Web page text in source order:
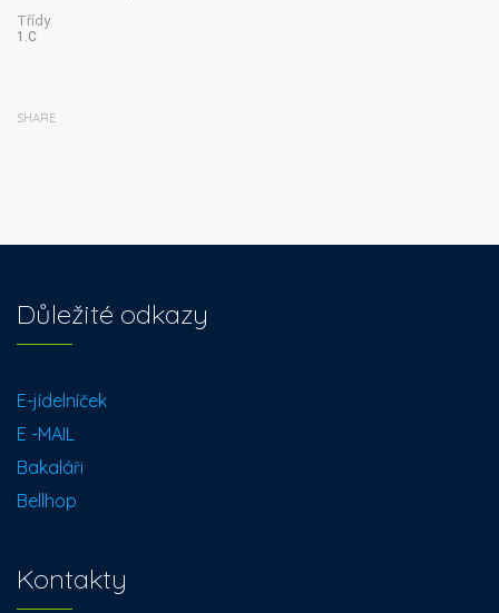
Třídy
1.C
SHARE
Důležité odkazy
E-jídelníček
E -MAIL
Bakaláři
Bellhop
Kontakty